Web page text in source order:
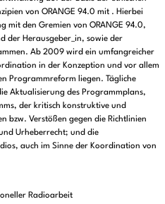
von ORANGE 94.0 mit . Hierbei
mit den Gremien von ORANGE 94.0,
der Herausgeber_in, sowie der
Ab 2009 wird ein umfangreicher
in der Konzeption und vor allem
Programmreform liegen. Tägliche
Aktualisierung des Programmplans,
der kritisch konstruktive und
bzw. Verstößen gegen die Richtlinien
Urheberrecht; und die
auch im Sinne der Koordination von
Radioarbeit